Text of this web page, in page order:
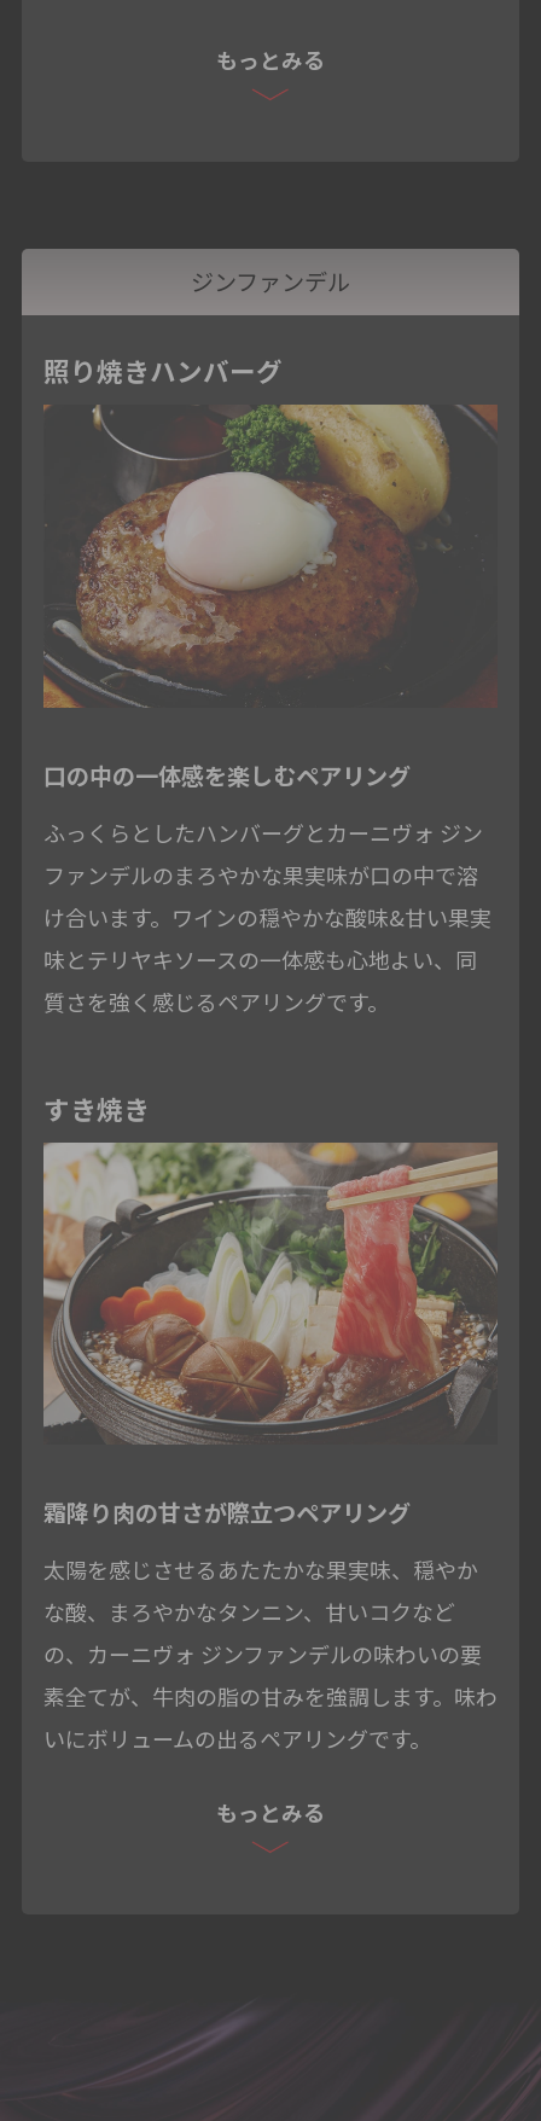
もっとみる
ジンファンデル
照り焼きハンバーグ
口の中の一体感を楽しむペアリング
ふっくらとしたハンバーグとカーニヴォ ジン
ファンデルのまろやかな果実味が口の中で溶
け合います。ワインの穏やかな酸味&甘い果実
味とテリヤキソースの一体感も心地よい、同
質さを強く感じるペアリングです。
すき焼き
霜降り肉の甘さが際立つペアリング
太陽を感じさせるあたたかな果実味、穏やか
な酸、まろやかなタンニン、甘いコクなど
の、カーニヴォ ジンファンデルの味わいの要
素全てが、牛肉の脂の甘みを強調します。味わ
いにボリュームの出るペアリングです。
もっとみる